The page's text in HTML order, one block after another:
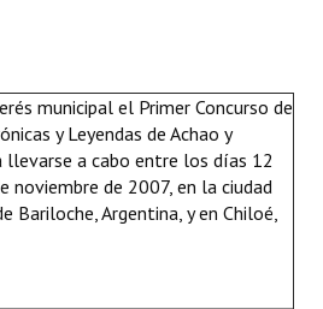
municipal el Primer Concurso de
y Leyendas de Achao y
llevarse a cabo entre los días 12
noviembre de 2007, en la ciudad
Bariloche, Argentina, y en Chiloé,